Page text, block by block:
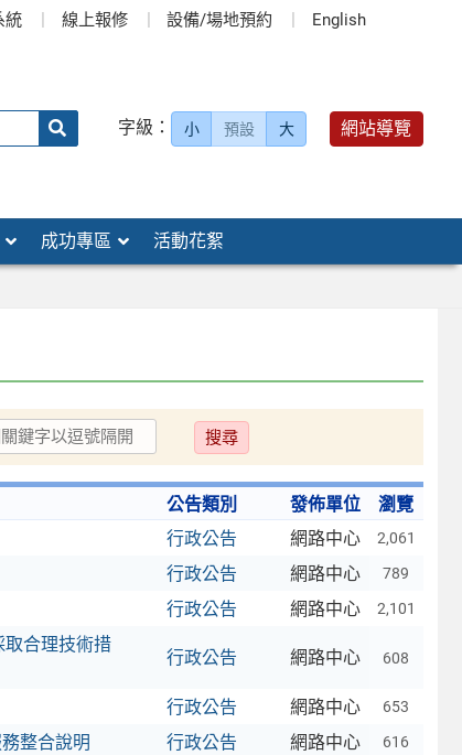
統 線上報修 設備/場地預約 English
字級： 小 預設 大 網站導覽
成功專區 活動花絮
送
出
公告類別 發佈單位
瀏覽
行政公告 網路中心 2,061
行政公告 網路中心 789
行政公告 網路中心 2,101
合理技術措
行政公告 網路中心 608
行政公告 網路中心 653
整合說明 行政公告 網路中心 616